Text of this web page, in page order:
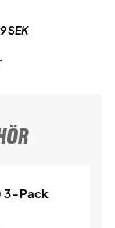
SEK
3-Pack